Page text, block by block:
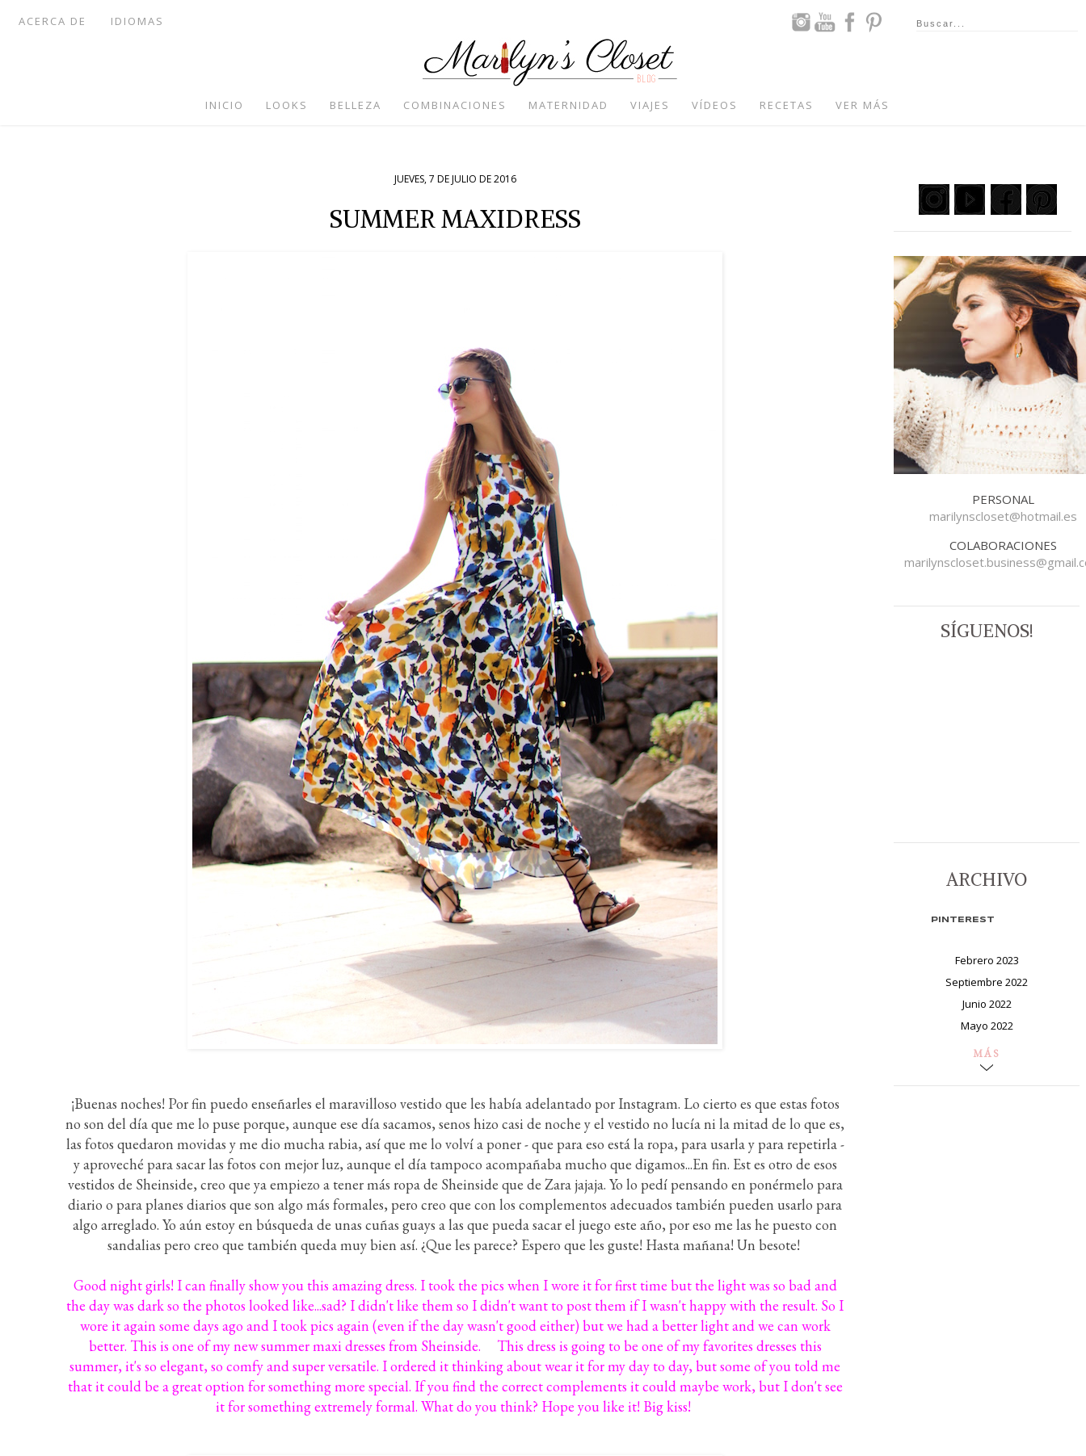
ACERCA DE IDIOMAS
INICIO LOOKS BELLEZA COMBINACIONES MATERNIDAD VIAJES VÍDEOS RECETAS VER MÁS
JUEVES, 7 DE JULIO DE 2016
SUMMER MAXIDRESS
¡Buenas noches! Por fin puedo enseñarles el maravilloso vestido que les había adelantado por Instagram. Lo cierto es que estas fotos
no son del día que me lo puse porque, aunque ese día sacamos, senos hizo casi de noche y el vestido no lucía ni la mitad de lo que es,
las fotos quedaron movidas y me dio mucha rabia, así que me lo volví a poner - que para eso está la ropa, para usarla y para repetirla -
y aproveché para sacar las fotos con mejor luz, aunque el día tampoco acompañaba mucho que digamos...En fin. Est es otro de esos
vestidos de Sheinside, creo que ya empiezo a tener más ropa de Sheinside que de Zara jajaja. Yo lo pedí pensando en ponérmelo para
diario o para planes diarios que son algo más formales, pero creo que con los complementos adecuados también pueden usarlo para
algo arreglado. Yo aún estoy en búsqueda de unas cuñas guays a las que pueda sacar el juego este año, por eso me las he puesto con
sandalias pero creo que también queda muy bien así. ¿Que les parece? Espero que les guste! Hasta mañana! Un besote!
Good night girls! I can finally show you this amazing dress. I took the pics when I wore it for first time but the light was so bad and
the day was dark so the photos looked like...sad? I didn't like them so I didn't want to post them if I wasn't happy with the result. So I
wore it again some days ago and I took pics again (even if the day wasn't good either) but we had a better light and we can work
better. This is one of my new summer maxi dresses from Sheinside. This dress is going to be one of my favorites dresses this
summer, it's so elegant, so comfy and super versatile. I ordered it thinking about wear it for my day to day, but some of you told me
that it could be a great option for something more special. If you find the correct complements it could maybe work, but I don't see
it for something extremely formal. What do you think? Hope you like it! Big kiss!
PERSONAL
marilynscloset@hotmail.es
COLABORACIONES
SÍGUENOS!
ARCHIVO
PINTEREST
Febrero 2023
Septiembre 2022
Junio 2022
Mayo 2022
MÁS